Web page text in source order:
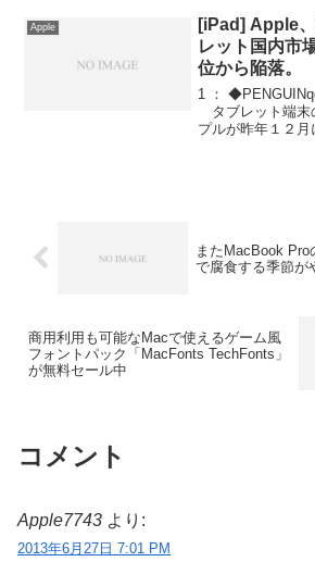
Apple
[iPad] Apple
レット国内市
位から陥落。
1 ：
タブレット端末
プルが昨年１２
またMacBook
で腐食する季節が
商用利用も可能なMacで使えるゲーム風
フォントパック「MacFonts TechFonts」
が無料セール中
コメント
Apple7743 より:
2013年6月27日 7:01 PM